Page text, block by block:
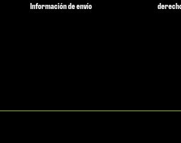
Información de envío